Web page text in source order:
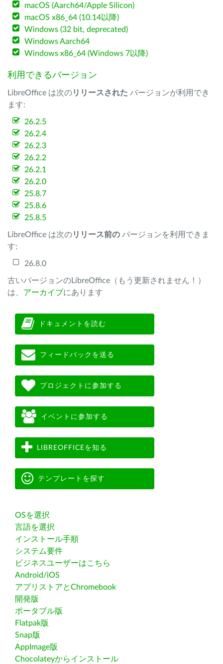
macOS (Aarch64/Apple Silicon)
macOS x86_64 (10.14以降)
Windows (32 bit, deprecated)
Windows Aarch64
Windows x86_64 (Windows 7以降)
利用できるバージョン
LibreOffice は次のリリースされた バージョンが利用でき
ます:
26.2.5
26.2.4
26.2.3
26.2.2
26.2.1
26.2.0
25.8.7
25.8.6
25.8.5
LibreOffice は次のリリース前の バージョンを利用できま
す:
26.8.0
古いバージョンのLibreOffice（もう更新されません！）
は、 アーカイブにあります
ドキュメントを読む
フィードバックを送る
プロジェクトに参加する
イベントに参加する
LIBREOFFICEを知る
テンプレートを探す
OSを選択
言語を選択
インストール手順
システム要件
ビジネスユーザーはこちら
Android/iOS
アプリストアとChromebook
開発版
ポータブル版
Flatpak版
Snap版
AppImage版
Chocolateyからインストール